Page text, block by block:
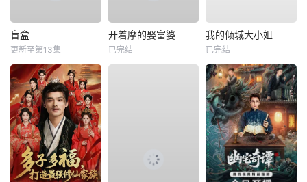
盲盒
更新至第13集
开着摩的娶富婆
已完结
我的倾城大小姐
已完结